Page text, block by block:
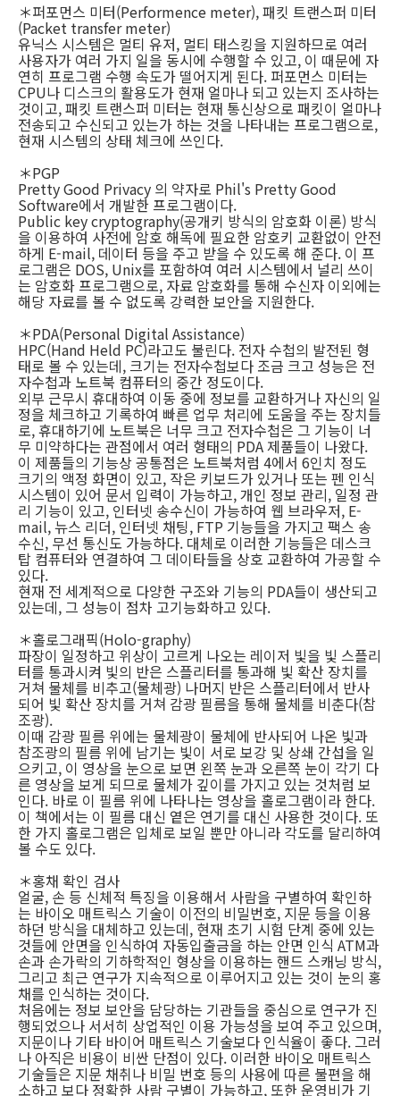
＊퍼포먼스 미터(Performence meter), 패킷 트랜스퍼 미터
(Packet transfer meter)
유닉스 시스템은 멀티 유저, 멀티 태스킹을 지원하므로 여러
사용자가 여러 가지 일을 동시에 수행할 수 있고, 이 때문에 자
연히 프로그램 수행 속도가 떨어지게 된다. 퍼포먼스 미터는
CPU나 디스크의 활용도가 현재 얼마나 되고 있는지 조사하는
것이고, 패킷 트랜스퍼 미터는 현재 통신상으로 패킷이 얼마나
전송되고 수신되고 있는가 하는 것을 나타내는 프로그램으로,
현재 시스템의 상태 체크에 쓰인다.
＊PGP
Pretty Good Privacy 의 약자로 Phil's Pretty Good
Software에서 개발한 프로그램이다.
Public key cryptography(공개키 방식의 암호화 이론) 방식
을 이용하여 사전에 암호 해독에 필요한 암호키 교환없이 안전
하게 E-mail, 데이터 등을 주고 받을 수 있도록 해 준다. 이 프
로그램은 DOS, Unix를 포함하여 여러 시스템에서 널리 쓰이
는 암호화 프로그램으로, 자료 암호화를 통해 수신자 이외에는
해당 자료를 볼 수 없도록 강력한 보안을 지원한다.
＊PDA(Personal Digital Assistance)
HPC(Hand Held PC)라고도 불린다. 전자 수첩의 발전된 형
태로 볼 수 있는데, 크기는 전자수첩보다 조금 크고 성능은 전
자수첩과 노트북 컴퓨터의 중간 정도이다.
외부 근무시 휴대하여 이동 중에 정보를 교환하거나 자신의 일
정을 체크하고 기록하여 빠른 업무 처리에 도움을 주는 장치들
로, 휴대하기에 노트북은 너무 크고 전자수첩은 그 기능이 너
무 미약하다는 관점에서 여러 형태의 PDA 제품들이 나왔다.
이 제품들의 기능상 공통점은 노트북처럼 4에서 6인치 정도
크기의 액정 화면이 있고, 작은 키보드가 있거나 또는 펜 인식
시스템이 있어 문서 입력이 가능하고, 개인 정보 관리, 일정 관
리 기능이 있고, 인터넷 송수신이 가능하여 웹 브라우저, E-
mail, 뉴스 리더, 인터넷 채팅, FTP 기능들을 가지고 팩스 송
수신, 무선 통신도 가능하다. 대체로 이러한 기능들은 데스크
탑 컴퓨터와 연결하여 그 데이타들을 상호 교환하여 가공할 수
있다.
현재 전 세계적으로 다양한 구조와 기능의 PDA들이 생산되고
있는데, 그 성능이 점차 고기능화하고 있다.
＊홀로그래픽(Holo-graphy)
파장이 일정하고 위상이 고르게 나오는 레이저 빛을 빛 스플리
터를 통과시켜 빛의 반은 스플리터를 통과해 빛 확산 장치를
거쳐 물체를 비추고(물체광) 나머지 반은 스플리터에서 반사
되어 빛 확산 장치를 거쳐 감광 필름을 통해 물체를 비춘다(참
조광).
이때 감광 필름 위에는 물체광이 물체에 반사되어 나온 빛과
참조광의 필름 위에 남기는 빛이 서로 보강 및 상쇄 간섭을 일
으키고, 이 영상을 눈으로 보면 왼쪽 눈과 오른쪽 눈이 각기 다
른 영상을 보게 되므로 물체가 깊이를 가지고 있는 것처럼 보
인다. 바로 이 필름 위에 나타나는 영상을 홀로그램이라 한다.
이 책에서는 이 필름 대신 옅은 연기를 대신 사용한 것이다. 또
한 가지 홀로그램은 입체로 보일 뿐만 아니라 각도를 달리하여
볼 수도 있다.
＊홍채 확인 검사
얼굴, 손 등 신체적 특징을 이용해서 사람을 구별하여 확인하
는 바이오 매트릭스 기술이 이전의 비밀번호, 지문 등을 이용
하던 방식을 대체하고 있는데, 현재 초기 시험 단계 중에 있는
것들에 안면을 인식하여 자동입출금을 하는 안면 인식 ATM과
손과 손가락의 기하학적인 형상을 이용하는 핸드 스캐닝 방식,
그리고 최근 연구가 지속적으로 이루어지고 있는 것이 눈의 홍
채를 인식하는 것이다.
처음에는 정보 보안을 담당하는 기관들을 중심으로 연구가 진
행되었으나 서서히 상업적인 이용 가능성을 보여 주고 있으며,
지문이나 기타 바이어 매트릭스 기술보다 인식율이 좋다. 그러
나 아직은 비용이 비싼 단점이 있다. 이러한 바이오 매트릭스
기술들은 지문 채취나 비밀 번호 등의 사용에 따른 불편을 해
소하고 보다 정확한 사람 구별이 가능하고, 또한 운영비가 기